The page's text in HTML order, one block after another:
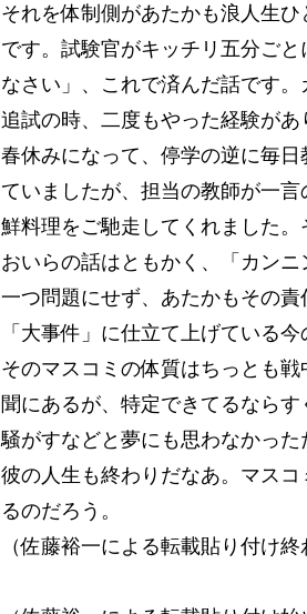
それを体制側があたかも浪人生
です。試験官がキッチリ五分ご
なさい」、これで済んだ話です
追試の時、二度もやった経験が
春休みになって、停学の逆に毎
ていましたが、担当の教師が一
鮮料理をご馳走してくれました
おいらの話はともかく、「カン
一つ問題にせず、あたかもその
「大事件」に仕立て上げている
そのマスコミの体質はちっとも
聞にあるが、特定できてるなら
騒がすなどと夢にも思わなかっ
彼の人生も終わりだなあ。マス
るのだろう。
（佐藤裕一による転載貼り付け終